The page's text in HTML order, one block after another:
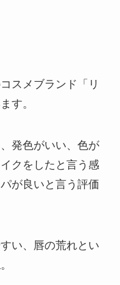
スメブランド「リ
す。
発色がいい、色が
クをしたと言う感
が良いと言う評価
い、唇の荒れとい